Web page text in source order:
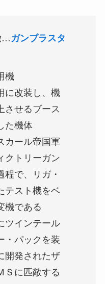
…ガンブラスタ
機
に改装し、機
させるブース
た機体
カール帝国軍
クトリーガン
で、リガ・
テスト機をベ
機である
ツインテール
・パックを装
開発されたザ
Ｓに匹敵する